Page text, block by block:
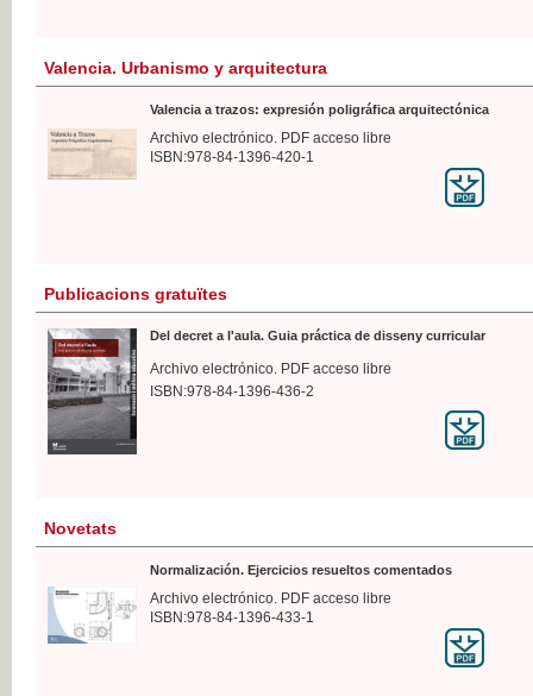
Valencia. Urbanismo y arquitectura
Valencia a trazos: expresión poligráfica arquitectónica
Archivo electrónico. PDF acceso libre
ISBN:978-84-1396-420-1
Publicacions gratuïtes
Del decret a l'aula. Guia práctica de disseny curricular
Archivo electrónico. PDF acceso libre
ISBN:978-84-1396-436-2
Novetats
Normalización. Ejercicios resueltos comentados
Archivo electrónico. PDF acceso libre
ISBN:978-84-1396-433-1